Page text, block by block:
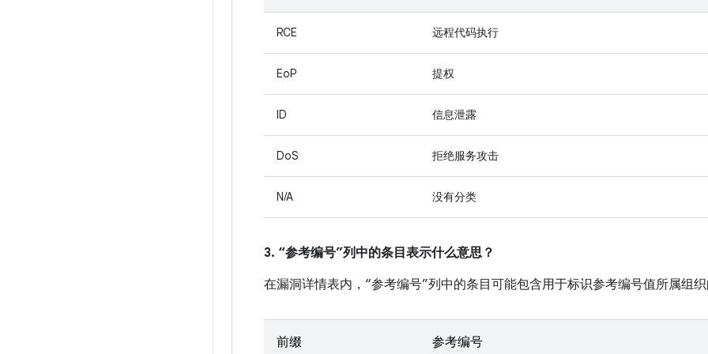
RCE 远程代码执行
EoP 提权
ID 信息泄露
DoS 拒绝服务攻击
N/A 没有分类
3. “参考编号”列中的条目表示什么意思？
在漏洞详情表内，“参考编号”列中的条目可能包含用于标识参考编号值所属组
前缀 参考编号